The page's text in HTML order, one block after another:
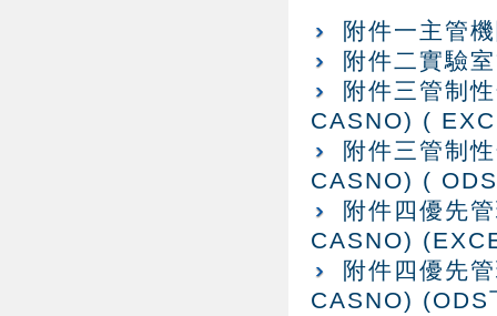
附件一主管
附件二實驗
附件三管制
CASNO) (
附件三管制
CASNO) (
附件四優先
CASNO)
附件四優先
CASNO) (ODS